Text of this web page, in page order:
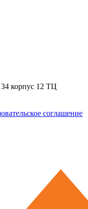
корпус 12 ТЦ
соглашение